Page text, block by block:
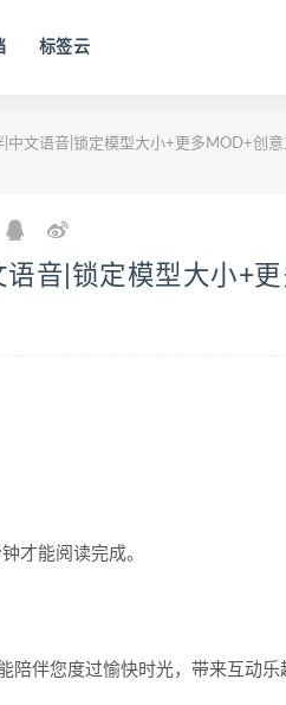
标签云
|中文语音|锁定模型大小+更多MOD+创
音|锁定模型大小+
才能阅读完成。
伴您度过愉快时光，带来互动乐